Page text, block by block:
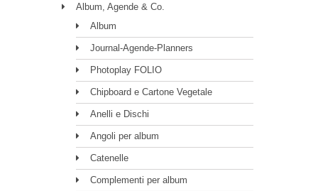
Album, Agende & Co.
Album
Journal-Agende-Planners
Photoplay FOLIO
Chipboard e Cartone Vegetale
Anelli e Dischi
Angoli per album
Catenelle
Complementi per album